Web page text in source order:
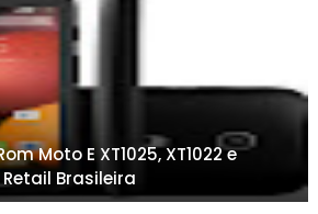
Moto E XT1025, XT1022 e
Retail Brasileira